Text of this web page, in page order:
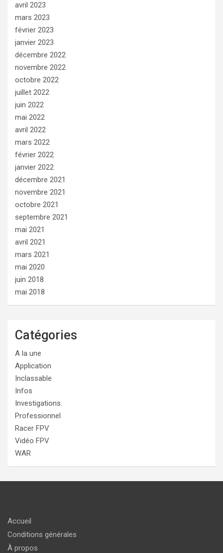
avril 2023
mars 2023
février 2023
janvier 2023
décembre 2022
novembre 2022
octobre 2022
juillet 2022
juin 2022
mai 2022
avril 2022
mars 2022
février 2022
janvier 2022
décembre 2021
novembre 2021
octobre 2021
septembre 2021
mai 2021
avril 2021
mars 2021
mai 2020
juin 2018
mai 2018
Catégories
A la une
Application
Inclassable
Infos
Investigations.
Professionnel
Racer FPV
Vidéo FPV
WAR
Accueil
Conditions générales
À propos